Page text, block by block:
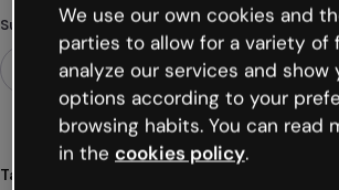
Suchst du etwas anderes?
Tags
We use our own cookies and
parties to allow for a variety of
analyze our services and show
options according to your
browsing habits. You can read
in the cookies policy.